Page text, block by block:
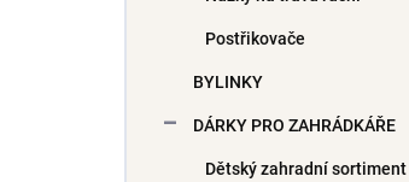
Postřikovače
BYLINKY
DÁRKY PRO ZAHRÁDKÁŘE
Dětský zahradní sortiment